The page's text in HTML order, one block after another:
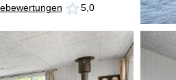
5,0